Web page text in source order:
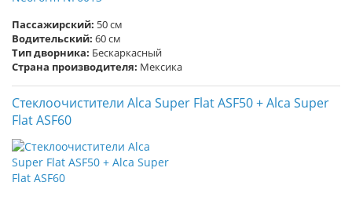
Пассажирский: 50 см
Водительский: 60 см
Тип дворника: Бескаркасный
Страна производителя: Мексика
Стеклоочистители Alca Super Flat ASF50 + Alca Super
Flat ASF60